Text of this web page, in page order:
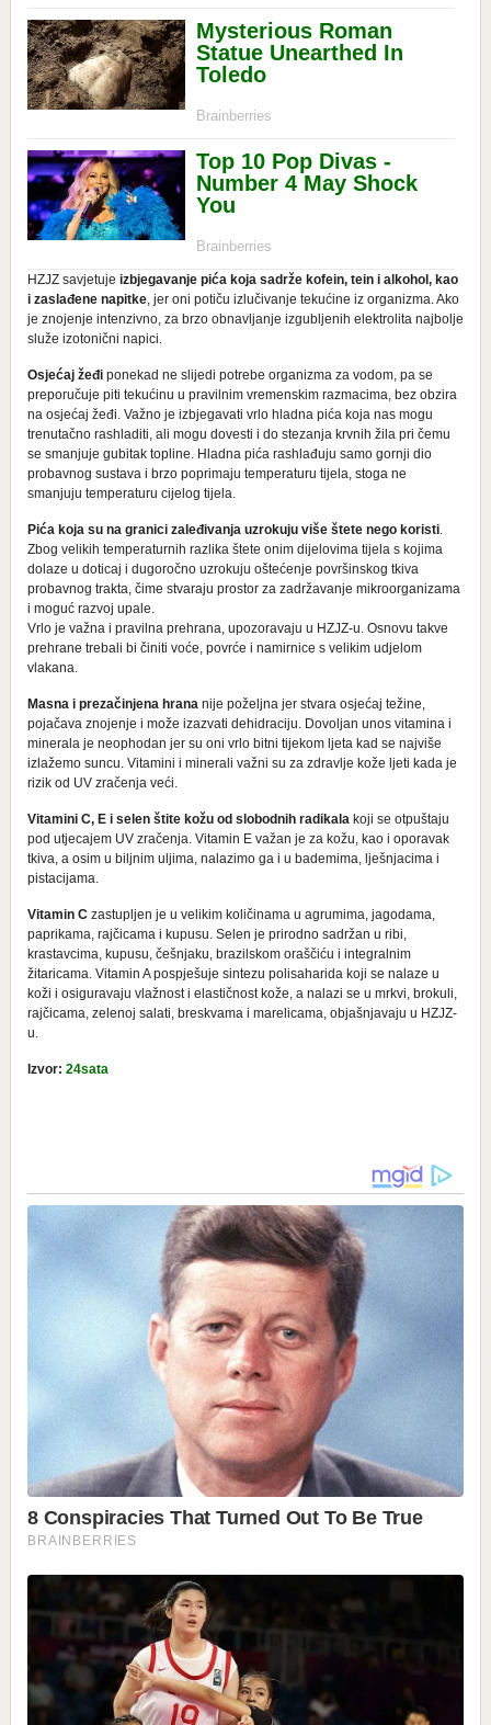
HZJZ savjetuje izbjegavanje pića koja sadrže kofein, tein i alkohol, kao
i zaslađene napitke, jer oni potiču izlučivanje tekućine iz organizma. Ako
je znojenje intenzivno, za brzo obnavljanje izgubljenih elektrolita najbolje
služe izotonični napici.
Osjećaj žeđiponekad ne slijedi potrebe organizma za vodom, pa se
preporučuje piti tekućinu u pravilnim vremenskim razmacima, bez obzira
na osjećaj žeđi. Važno je izbjegavati vrlo hladna pića koja nas mogu
trenutačno rashladiti, ali mogu dovesti i do stezanja krvnih žila pri čemu
se smanjuje gubitak topline. Hladna pića rashlađuju samo gornji dio
probavnog sustava i brzo poprimaju temperaturu tijela, stoga ne
smanjuju temperaturu cijelog tijela.
Pića koja su na granici zaleđivanja uzrokuju više štete nego koristi.
Zbog velikih temperaturnih razlika štete onim dijelovima tijela s kojima
dolaze u doticaj i dugoročno uzrokuju oštećenje površinskog tkiva
probavnog trakta, čime stvaraju prostor za zadržavanje mikroorganizama
i moguć razvoj upale.
Vrlo je važna i pravilna prehrana, upozoravaju u HZJZ-u. Osnovu takve
prehrane trebali bi činiti voće, povrće i namirnice s velikim udjelom
vlakana.
Masna i prezačinjena hrananije poželjna jer stvara osjećaj težine,
pojačava znojenje i može izazvati dehidraciju. Dovoljan unos vitamina i
minerala je neophodan jer su oni vrlo bitni tijekom ljeta kad se najviše
izlažemo suncu. Vitamini i minerali važni su za zdravlje kože ljeti kada je
rizik od UV zračenja veći.
Vitamini C, E i selen štite kožu od slobodnih radikalakoji se otpuštaju
pod utjecajem UV zračenja. Vitamin E važan je za kožu, kao i oporavak
tkiva, a osim u biljnim uljima, nalazimo ga i u bademima, lješnjacima i
pistacijama.
Vitamin Czastupljen je u velikim količinama u agrumima, jagodama,
paprikama, rajčicama i kupusu. Selen je prirodno sadržan u ribi,
krastavcima, kupusu, češnjaku, brazilskom oraščiću i integralnim
žitaricama. Vitamin A pospješuje sintezu polisaharida koji se nalaze u
koži i osiguravaju vlažnost i elastičnost kože, a nalazi se u mrkvi, brokuli,
rajčicama, zelenoj salati, breskvama i marelicama, objašnjavaju u HZJZ-
u.
Izvor: 24sata